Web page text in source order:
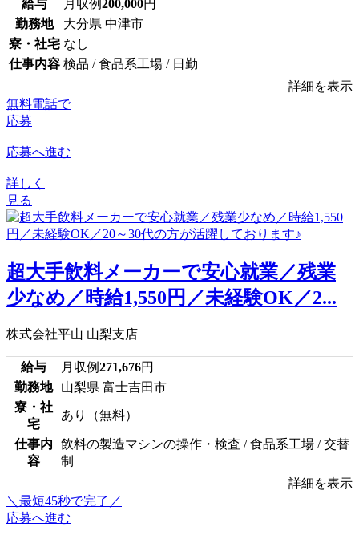
給与 月収例200,000円
勤務地
大分県 中津市
寮・社宅 なし
仕事内容 検品 / 食品系工場 / 日勤
詳細を表示
無料電話で
応募
応募へ進む
詳しく
見る
超大手飲料メーカーで安心就業／残業
少なめ／時給1,550円／未経験OK／2...
株式会社平山 山梨支店
給与 月収例271,676円
勤務地
山梨県 富士吉田市
寮・社
宅
あり（無料）
仕事内
容
飲料の製造マシンの操作・検査 / 食品系工場 / 交替
制
詳細を表示
＼最短45秒で完了／
応募へ進む